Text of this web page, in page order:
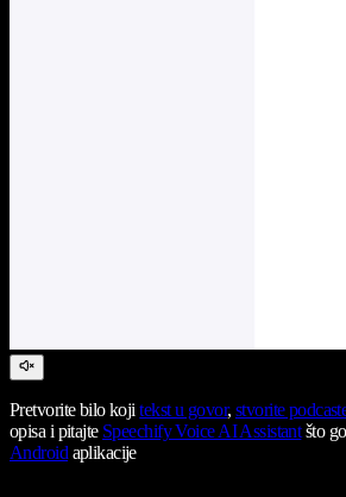
Pretvorite bilo kojitekst u govor, stvorite
opisa i pitajte Speechify Voice AI Assistantšto
Androidaplikacije